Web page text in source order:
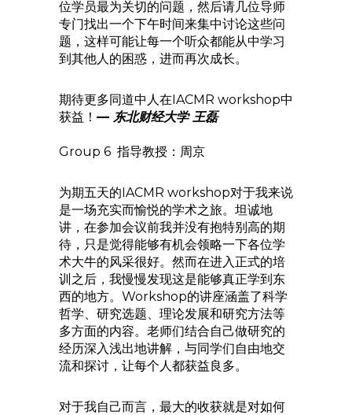
位学员最为关切的问题，然后请几位导师
专门找出一个下午时间来集中讨论这些问
题，这样可能让每一个听众都能从中学习
到其他人的困惑，进而再次成长。
期待更多同道中人在IACMR workshop中
获益！ — 东北财经大学 王磊
Group 6 指导教授：周京
为期五天的IACMR workshop对于我来说
是一场充实而愉悦的学术之旅。坦诚地
讲，在参加会议前我并没有抱特别高的期
待，只是觉得能够有机会领略一下各位学
术大牛的风采很好。然而在进入正式的培
训之后，我慢慢发现这是能够真正学到东
西的地方。Workshop的讲座涵盖了科学
哲学、研究选题、理论发展和研究方法等
多方面的内容。老师们结合自己做研究的
经历深入浅出地讲解，与同学们自由地交
流和探讨，让每个人都获益良多。
对于我自己而言，最大的收获就是对如何